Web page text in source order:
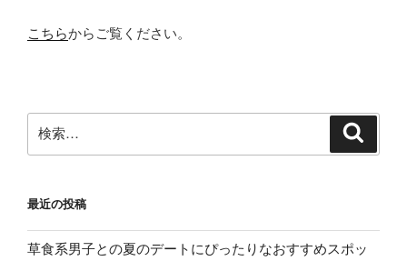
こちらからご覧ください。
索:
最近の投稿
草食系男子との夏のデートにぴったりなおすすめスポッ